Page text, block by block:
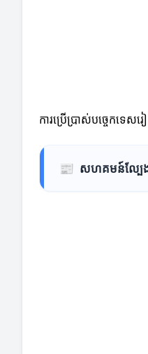
ការប្រើប្រាស់បច្ចេកទេស
📰 សហគមន៍ល្បែ